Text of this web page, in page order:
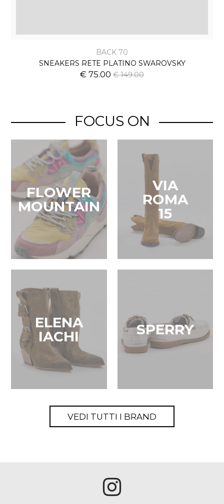
BACK 70
SNEAKERS RETE PLATINO SWAROVSKY
€ 75.00 € 149.00
FOCUS ON
FLOWER
MOUNTAIN
VIA
ROMA
15
ELENA
IACHI
SPERRY
VEDI TUTTI I BRAND